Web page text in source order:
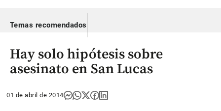
Temas recomendados
Hay solo hipótesis sobre
asesinato en San Lucas
01 de abril de 2014